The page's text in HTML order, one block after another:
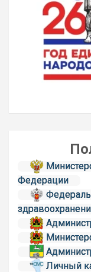
Федерации
Личный